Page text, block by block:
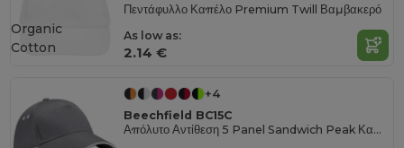
Πεντάφυλλο Καπέλο Premium Twill Βαμβακερό
As low as:
2.14 €
Organic
Cotton
+4
Beechfield BC15C
Απόλυτο Αντίθεση 5 Panel Sandwich Peak Καπέλο